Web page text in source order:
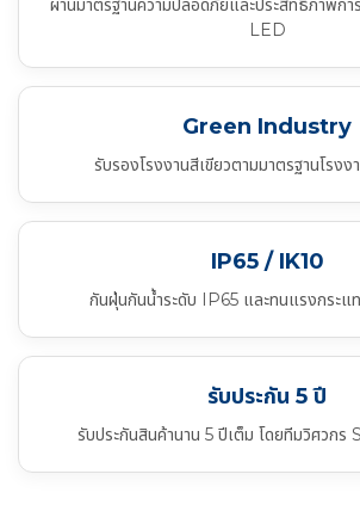
ผ่านมาตรฐานความปลอดภัยและประสิทธิภาพกา
LED
Green Industry
รับรองโรงงานสีเขียวตามมาตรฐานโรง
IP65 / IK10
กันฝุ่นกันน้ำระดับ IP65 และทนแรงกระแ
รับประกัน 5 ปี
รับประกันสินค้านาน 5 ปีเต็ม โดยทีมวิศวก